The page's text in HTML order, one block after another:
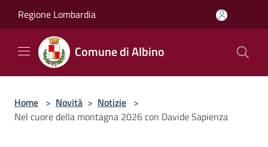
Regione Lombardia
Comune di Albino
Home > Novità > Notizie >
Nel cuore della montagna 2026 con Davide Sapienza